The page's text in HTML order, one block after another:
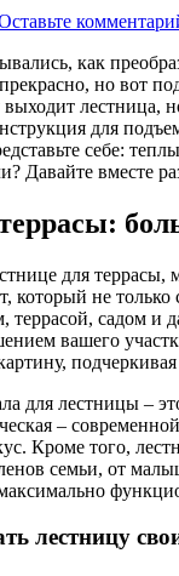
как
но вот
лестница,
для
себе:
Давайте вместе
для
который не
террасой, садом
вашего
для лестницы –
–
Кроме того,
семьи, от
лестницу